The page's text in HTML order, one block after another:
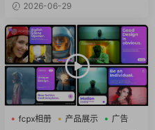
2026-06-29
fcpx相册 产品展示 广告